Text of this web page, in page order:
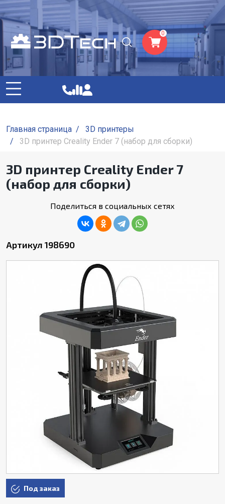
0
Главная страница /
3D принтеры
/
3D принтер Creality Ender 7 (набор для сборки)
3D принтер Creality Ender 7
(набор для сборки)
Поделиться в социальных сетях
Артикул 198690
Под заказ